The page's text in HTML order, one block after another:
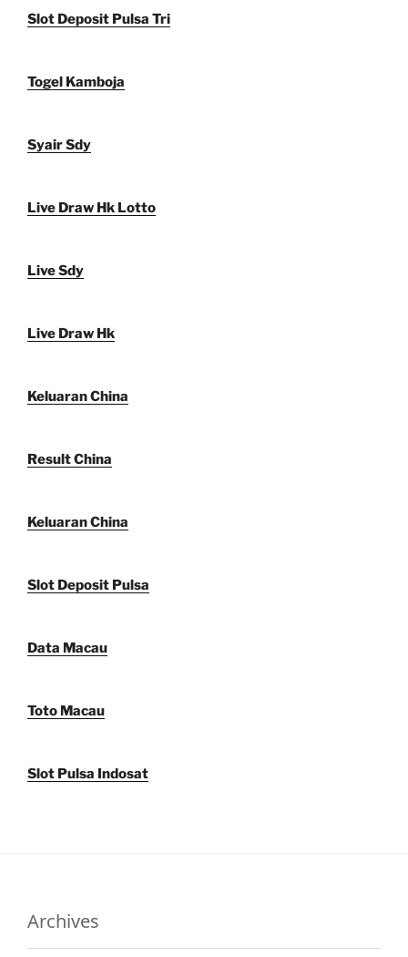
Slot Deposit Pulsa Tri
Togel Kamboja
Syair Sdy
Live Draw Hk Lotto
Live Sdy
Live Draw Hk
Keluaran China
Result China
Keluaran China
Slot Deposit Pulsa
Data Macau
Toto Macau
Slot Pulsa Indosat
Archives